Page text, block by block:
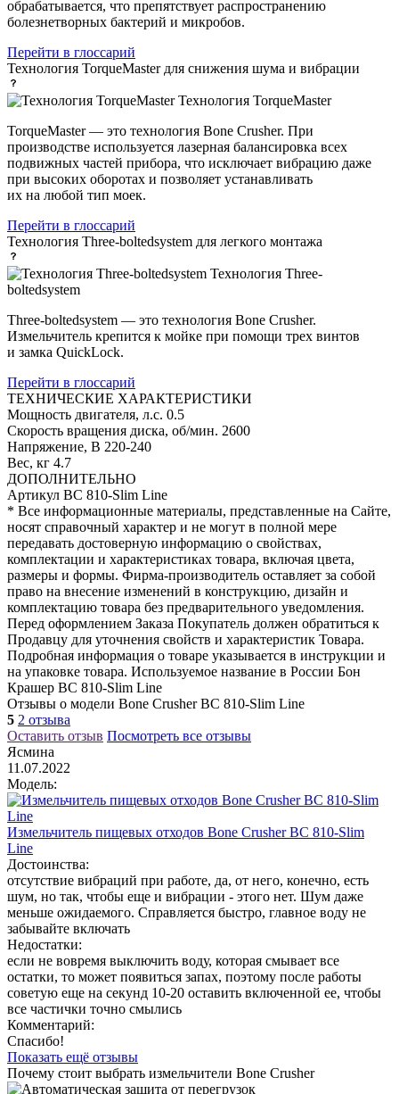
обрабатывается, что препятствует распространению
болезнетворных бактерий и микробов.
Перейти в глоссарий
Технология TorqueMaster для снижения шума и вибрации
Технология TorqueMaster
TorqueMaster — это технология Bone Crusher. При
производстве используется лазерная балансировка всех
подвижных частей прибора, что исключает вибрацию даже
при высоких оборотах и позволяет устанавливать
их на любой тип моек.
Перейти в глоссарий
Технология Three-boltedsystem для легкого монтажа
Технология Three-
boltedsystem
Three-boltedsystem — это технология Bone Crusher.
Измельчитель крепится к мойке при помощи трех винтов
и замка QuickLock.
Перейти в глоссарий
ТЕХНИЧЕСКИЕ ХАРАКТЕРИСТИКИ
Мощность двигателя, л.с. 0.5
Скорость вращения диска, об/мин. 2600
Напряжение, В 220-240
Вес, кг 4.7
ДОПОЛНИТЕЛЬНО
Артикул BC 810-Slim Line
* Все информационные материалы, представленные на Сайте,
носят справочный характер и не могут в полной мере
передавать достоверную информацию о свойствах,
комплектации и характеристиках товара, включая цвета,
размеры и формы. Фирма-производитель оставляет за собой
право на внесение изменений в конструкцию, дизайн и
комплектацию товара без предварительного уведомления.
Перед оформлением Заказа Покупатель должен обратиться к
Продавцу для уточнения свойств и характеристик Товара.
Подробная информация о товаре указывается в инструкции и
на упаковке товара. Используемое название в России Бон
Крашер BC 810-Slim Line
Отзывы о модели Bone Crusher BC 810-Slim Line
5 2 отзыва
Оставить отзыв Посмотреть все отзывы
Ясмина
11.07.2022
Модель:
Измельчитель пищевых отходов Bone Crusher BC 810-Slim
Line
Достоинства:
отсутствие вибраций при работе, да, от него, конечно, есть
шум, но так, чтобы еще и вибрации - этого нет. Шум даже
меньше ожидаемого. Справляется быстро, главное воду не
забывайте включать
Недостатки:
если не вовремя выключить воду, которая смывает все
остатки, то может появиться запах, поэтому после работы
советую еще на секунд 10-20 оставить включенной ее, чтобы
все частички точно смылись
Комментарий:
Спасибо!
Показать ещё отзывы
Почему стоит выбрать измельчители Bone Crusher